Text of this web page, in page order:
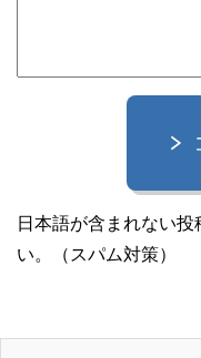
日本語が含まれない
い。（スパム対策）